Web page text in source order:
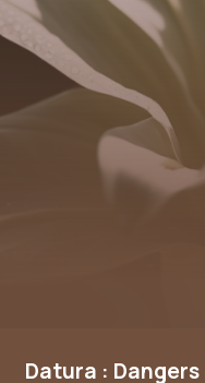
Datura :